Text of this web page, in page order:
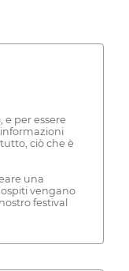
per essere
ciò che è
una
vengano
festival